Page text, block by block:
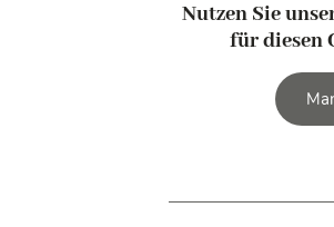
Nutzen Sie
für diesen